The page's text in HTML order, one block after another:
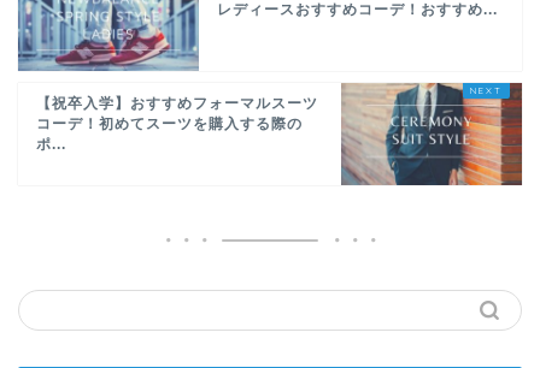
レディースおすすめコーデ！おすすめ...
【祝卒入学】おすすめフォーマルスーツ
コーデ！初めてスーツを購入する際の
ポ...